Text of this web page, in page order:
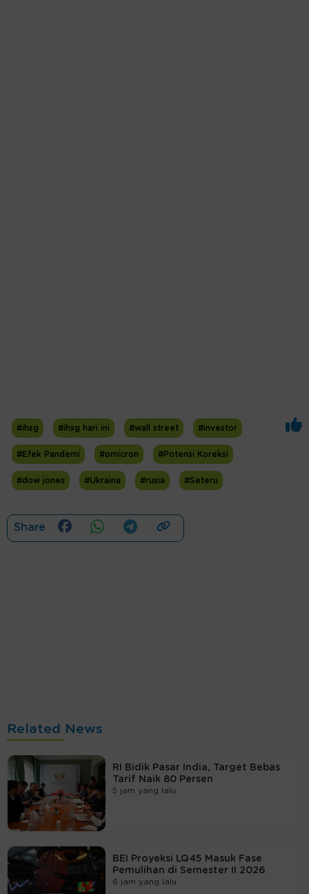
#ihsg #ihsg hari ini #wall street #investor
#Efek Pandemi #omicron #Potensi Koreksi
#dow jones #Ukraina #rusia #Seteru
Share
Related News
RI Bidik Pasar India, Target Bebas
Tarif Naik 80 Persen
5 jam yang lalu
BEI Proyeksi LQ45 Masuk Fase
Pemulihan di Semester II 2026
6 jam yang lalu